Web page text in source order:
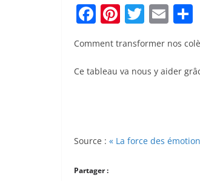
F
c
e
k
Pi
nt
er
e
T
itt
er
E
ai
l
ar
Comment transformer nos
Ce tableau va nous y aider
Source : « La force des
Partager :